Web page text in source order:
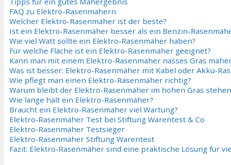
FAQ zu Elektro-Rasenmähern
Welcher Elektro-Rasenmäher ist der beste?
Ist ein Elektro-Rasenmäher besser als ein Benzin-
Wie viel Watt sollte ein Elektro-Rasenmäher haben?
Für welche Fläche ist ein Elektro-Rasenmäher geeignet?
Kann man mit einem Elektro-Rasenmäher nasses Gras
Was ist besser: Elektro-Rasenmäher mit Kabel oder Akku-
Wie pflegt man einen Elektro-Rasenmäher richtig?
Warum bleibt der Elektro-Rasenmäher im hohen Gras
Wie lange hält ein Elektro-Rasenmäher?
Braucht ein Elektro-Rasenmäher viel Wartung?
Elektro-Rasenmäher Test bei Stiftung Warentest & Co
Elektro-Rasenmäher Testsieger
Elektro-Rasenmäher Stiftung Warentest
Fazit: Elektro-Rasenmäher sind eine praktische Lösung für